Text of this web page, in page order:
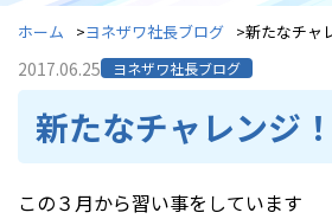
ホーム ヨネザワ社長ブログ 新たなチャ
2017.06.25 ヨネザワ社長ブログ
新たなチャレンジ！
この３月から習い事をしています